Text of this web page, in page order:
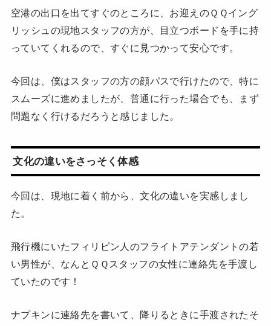
空港の出口を出てすぐのところに、お迎えのＱＱイング
リッシュの現地スタッフの方が、目立つボードを手に持
っていてくれるので、すぐに見つかって安心です。
今回は、僕はスタッフの方の顔パスで行けたので、特に
スムーズに進めましたが、普通に行った場合でも、まず
問題なく行けるだろうと感じました。
文化の違いをさっそく体感
今回は、現地に着く前から、文化の違いを実感しまし
た。
飛行機にいたフィリピン人のフライトアテンダントの若
い男性が、なんとＱＱスタッフの女性に連絡先を手渡し
ていたのです！
ナプキンに連絡先を書いて、降りるときに手渡されたそ